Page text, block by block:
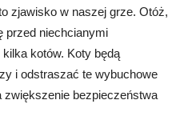
zjawisko w naszej grze. Otóż,
przed niechcianymi
kotów. Koty będą
i odstraszać te wybuchowe
zwiększenie bezpieczeństwa